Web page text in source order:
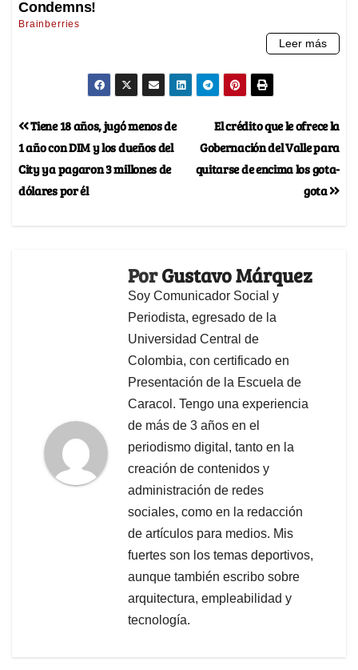
El crédito que le ofrece la
Gobernación del Valle para
quitarse de encima los gota-
gota
Tiene 18 años, jugó menos de
1 año con DIM y los dueños del
City ya pagaron 3 millones de
dólares por él
PorGustavo Márquez
Soy Comunicador Social y
Periodista, egresado de la
Universidad Central de
Colombia, con certificado en
Presentación de la Escuela de
Caracol. Tengo una experiencia
de más de 3 años en el
periodismo digital, tanto en la
creación de contenidos y
administración de redes
sociales, como en la redacción
de artículos para medios. Mis
fuertes son los temas deportivos,
aunque también escribo sobre
arquitectura, empleabilidad y
tecnología.